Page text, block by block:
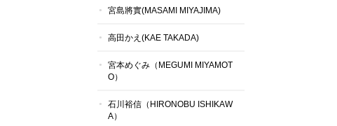
宮島將實(MASAMI MIYAJIMA)
高田かえ(KAE TAKADA)
宮本めぐみ（MEGUMI MIYAMOT
O）
石川裕信（HIRONOBU ISHIKAW
A）